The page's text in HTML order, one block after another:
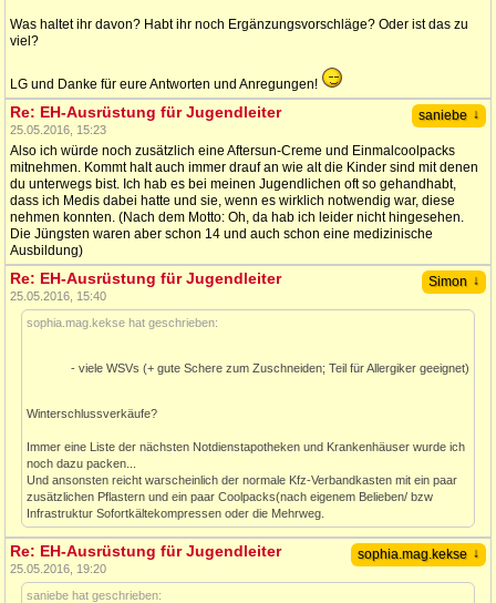
Was haltet ihr davon? Habt ihr noch Ergänzungsvorschläge? Oder ist das zu
viel?
LG und Danke für eure Antworten und Anregungen!
saniebe ↓
Re: EH-Ausrüstung für Jugendleiter
25.05.2016, 15:23
Also ich würde noch zusätzlich eine Aftersun-Creme und Einmalcoolpacks
mitnehmen. Kommt halt auch immer drauf an wie alt die Kinder sind mit denen
du unterwegs bist. Ich hab es bei meinen Jugendlichen oft so gehandhabt,
dass ich Medis dabei hatte und sie, wenn es wirklich notwendig war, diese
nehmen konnten. (Nach dem Motto: Oh, da hab ich leider nicht hingesehen.
Die Jüngsten waren aber schon 14 und auch schon eine medizinische
Ausbildung)
Simon ↓
Re: EH-Ausrüstung für Jugendleiter
25.05.2016, 15:40
sophia.mag.kekse hat geschrieben:
- viele WSVs (+ gute Schere zum Zuschneiden; Teil für Allergiker geeignet)
Winterschlussverkäufe?
Immer eine Liste der nächsten Notdienstapotheken und Krankenhäuser wurde ich
noch dazu packen...
Und ansonsten reicht warscheinlich der normale Kfz-Verbandkasten mit ein paar
zusätzlichen Pflastern und ein paar Coolpacks(nach eigenem Belieben/ bzw
Infrastruktur Sofortkältekompressen oder die Mehrweg.
sophia.mag.kekse ↓
Re: EH-Ausrüstung für Jugendleiter
25.05.2016, 19:20
saniebe hat geschrieben: